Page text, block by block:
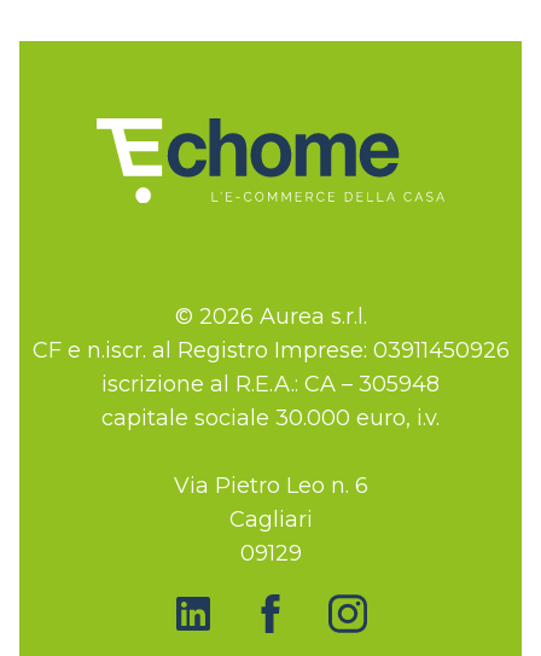
© 2026 Aurea s.r.l.
CF e n.iscr. al Registro Imprese: 03911450926
iscrizione al R.E.A.: CA – 305948
capitale sociale 30.000 euro, i.v.
Via Pietro Leo n. 6
Cagliari
09129